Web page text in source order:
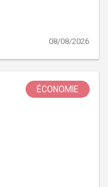
08/08/2026
ÉCONOMIE